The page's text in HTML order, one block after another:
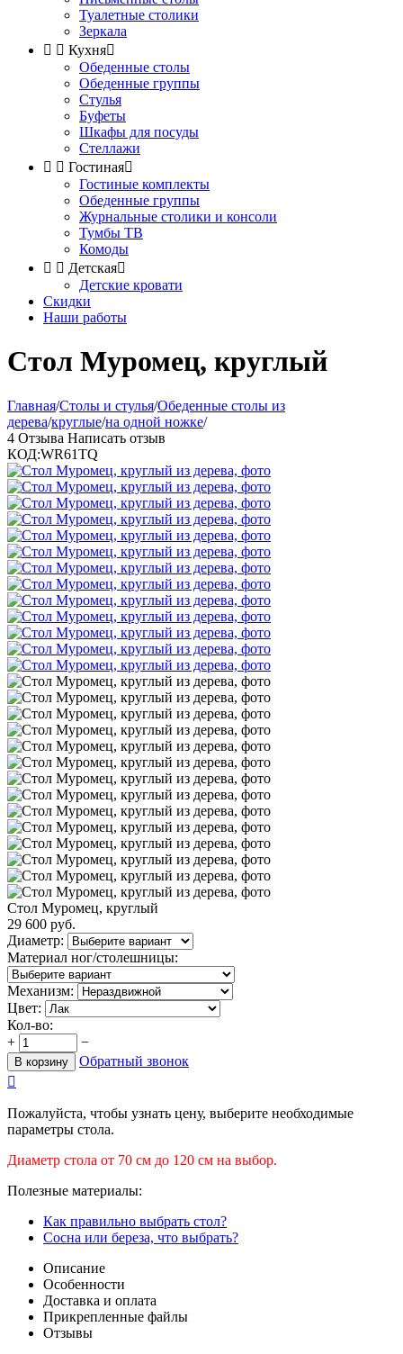
Туалетные столики
Зеркала
  Кухня
Обеденные столы
Обеденные группы
Стулья
Буфеты
Шкафы для посуды
Стеллажи
  Гостиная
Гостиные комплекты
Обеденные группы
Журнальные столики и консоли
Тумбы ТВ
Комоды
  Детская
Детские кровати
Скидки
Наши работы
Стол Муромец, круглый
Главная/Столы и стулья/Обеденные столы из
дерева/круглые/на одной ножке/
4 Отзыва Написать отзыв
КОД:WR61TQ
Стол Муромец, круглый
29 600 руб.
Диаметр:
Материал ног/столешницы:
Механизм:
Цвет:
Кол-во:
+
−
В корзину
Обратный звонок

Пожалуйста, чтобы узнать цену, выберите необходимые
параметры стола.
Диаметр стола от 70 см до 120 см на выбор.
Полезные материалы:
Как правильно выбрать стол?
Сосна или береза, что выбрать?
Описание
Особенности
Доставка и оплата
Прикрепленные файлы
Отзывы